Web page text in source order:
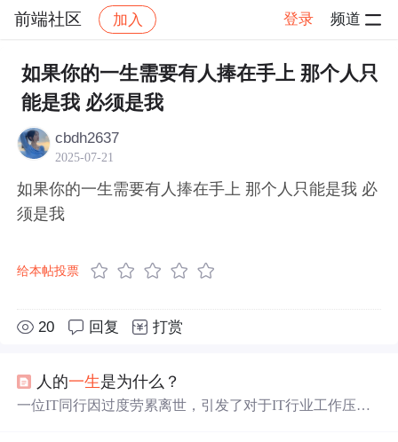
前端社区 加入 登录 频道
社区 前端社区 感慨 帖子详情
如果你的一生需要有人捧在手上 那个人只
能是我 必须是我
cbdh2637
2025-07-21
如果你的一生需要有人捧在手上 那个人只能是我 必
须是我
给本帖投票
20 回复 打赏
人的一生是为什么？
一位IT同行因过度劳累离世，引发了对于IT行业工作压力